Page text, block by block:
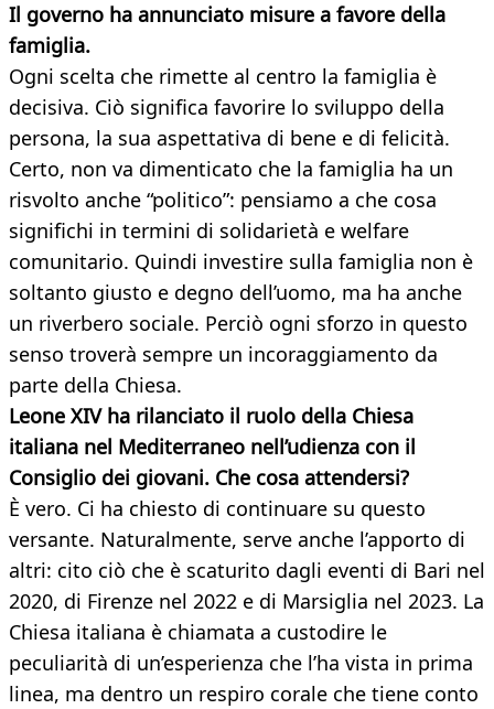
Il governo ha annunciato misure a favore della
famiglia.
Ogni scelta che rimette al centro la famiglia è
decisiva. Ciò significa favorire lo sviluppo della
persona, la sua aspettativa di bene e di felicità.
Certo, non va dimenticato che la famiglia ha un
risvolto anche “politico”: pensiamo a che cosa
significhi in termini di solidarietà e welfare
comunitario. Quindi investire sulla famiglia non è
soltanto giusto e degno dell’uomo, ma ha anche
un riverbero sociale. Perciò ogni sforzo in questo
senso troverà sempre un incoraggiamento da
parte della Chiesa.
Leone XIV ha rilanciato il ruolo della Chiesa
italiana nel Mediterraneo nell’udienza con il
Consiglio dei giovani. Che cosa attendersi?
È vero. Ci ha chiesto di continuare su questo
versante. Naturalmente, serve anche l’apporto di
altri: cito ciò che è scaturito dagli eventi di Bari nel
2020, di Firenze nel 2022 e di Marsiglia nel 2023. La
Chiesa italiana è chiamata a custodire le
peculiarità di un’esperienza che l’ha vista in prima
linea, ma dentro un respiro corale che tiene conto